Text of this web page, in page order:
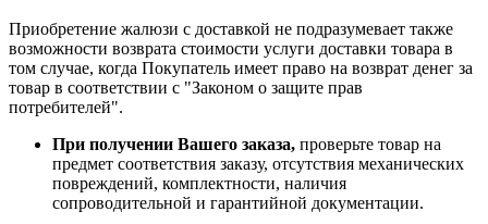
Приобретение жалюзи с доставкой не подразумевает также
возможности возврата стоимости услуги доставки товара в
том случае, когда Покупатель имеет право на возврат денег за
товар в соответствии с "Законом о защите прав
потребителей".
При получении Вашего заказа, проверьте товар на
предмет соответствия заказу, отсутствия механических
повреждений, комплектности, наличия
сопроводительной и гарантийной документации.